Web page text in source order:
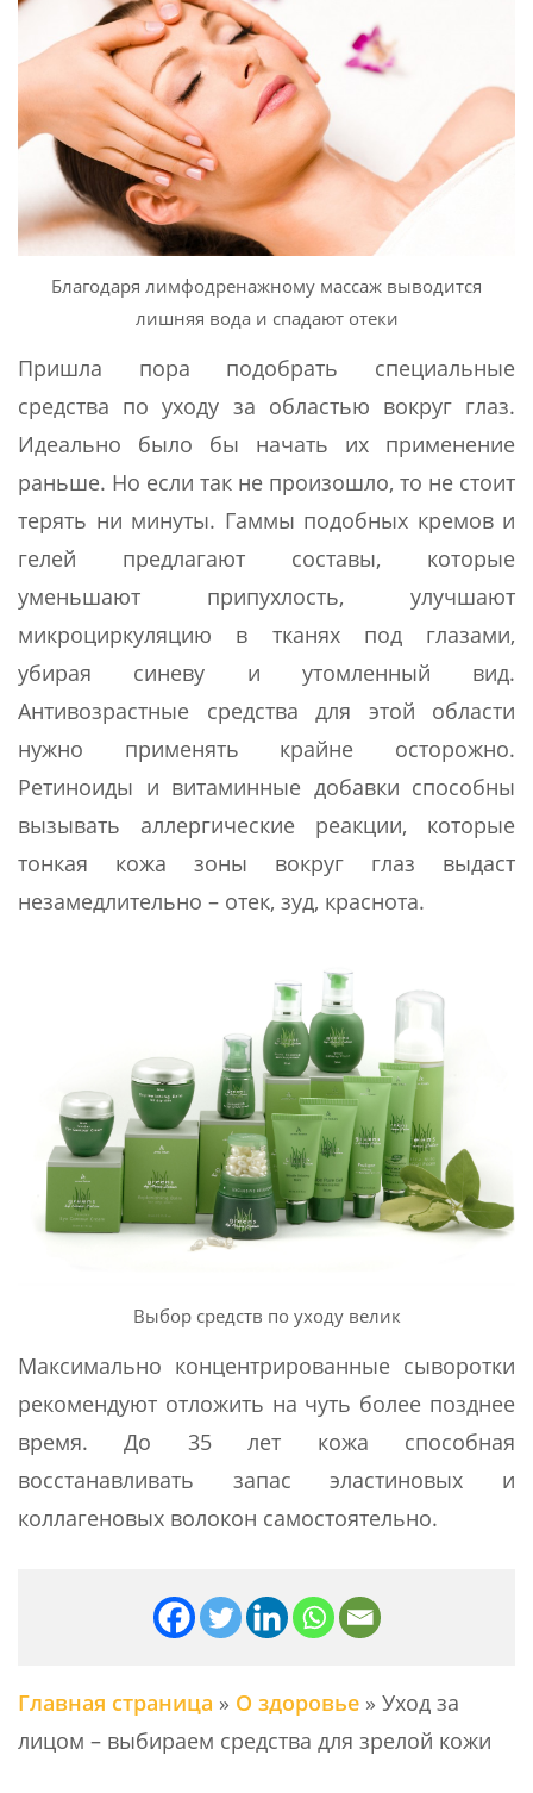
Благодаря лимфодренажному массаж выводится
лишняя вода и спадают отеки
Пришла пора подобрать специальные
средства по уходу за областью вокруг глаз.
Идеально было бы начать их применение
раньше. Но если так не произошло, то не стоит
терять ни минуты. Гаммы подобных кремов и
гелей предлагают составы, которые
уменьшают припухлость, улучшают
микроциркуляцию в тканях под глазами,
убирая синеву и утомленный вид.
Антивозрастные средства для этой области
нужно применять крайне осторожно.
Ретиноиды и витаминные добавки способны
вызывать аллергические реакции, которые
тонкая кожа зоны вокруг глаз выдаст
незамедлительно – отек, зуд, краснота.
Выбор средств по уходу велик
Максимально концентрированные сыворотки
рекомендуют отложить на чуть более позднее
время. До 35 лет кожа способная
восстанавливать запас эластиновых и
коллагеновых волокон самостоятельно.
Главная страница » О здоровье » Уход за
лицом – выбираем средства для зрелой кожи